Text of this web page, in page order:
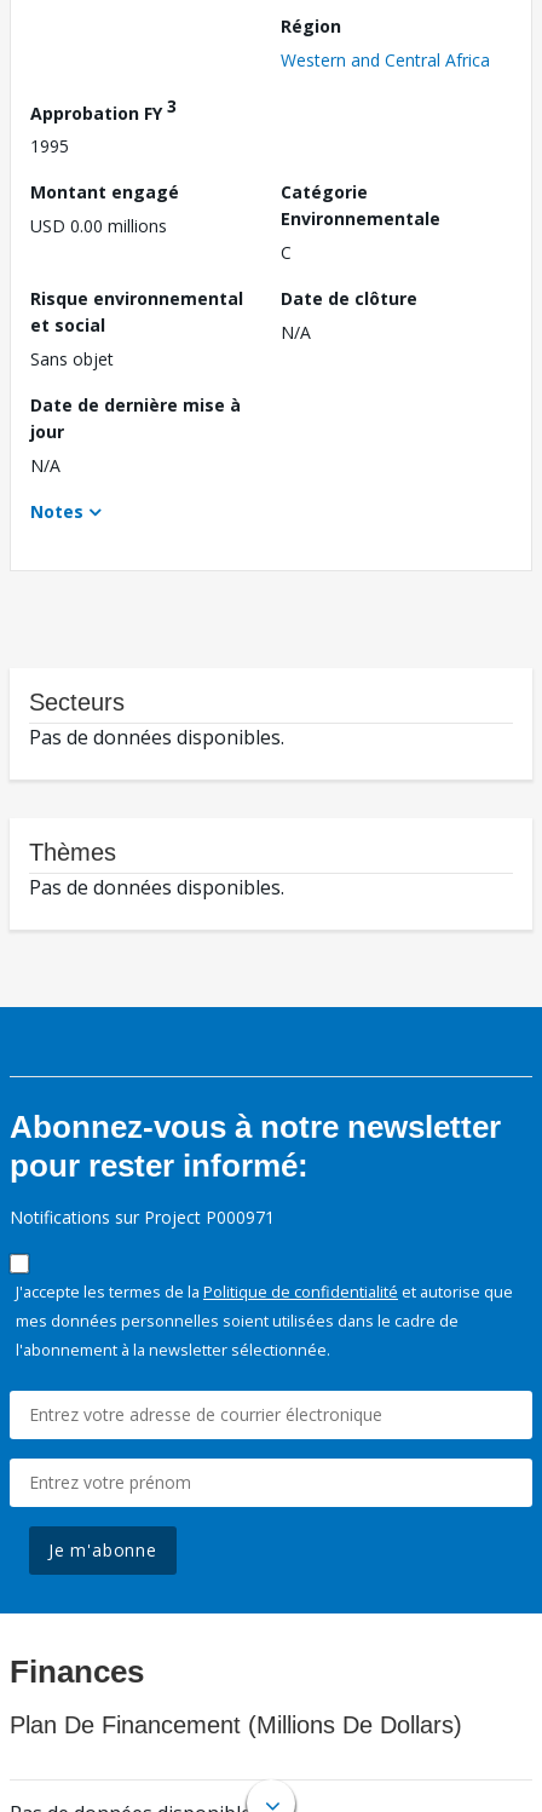
Région
Western and Central Africa
Approbation FY3
1995
Montant engagé
USD 0.00 millions
Catégorie
Environnementale
C
Risque environnemental
et social
Sans objet
Date de clôture
N/A
Date de dernière mise à
jour
N/A
Notes
Secteurs
Pas de données disponibles.
Thèmes
Pas de données disponibles.
Abonnez-vous à notre newsletter
pour rester informé:
Notifications sur Project P000971
J'accepte les termes de la Politique de confidentialité et autorise que
mes données personnelles soient utilisées dans le cadre de
l'abonnement à la newsletter sélectionnée.
Je m'abonne
Finances
Plan De Financement (Millions De Dollars)